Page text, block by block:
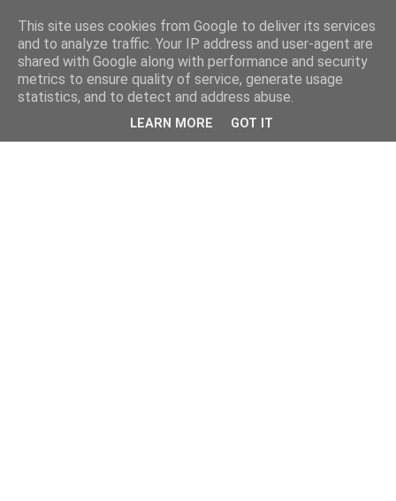
kristietim
viss, kas jāzin kristietim
This site uses cookies from Google to deliver its services
and to analyze traffic. Your IP address and user-agent are
shared with Google along with performance and security
metrics to ensure quality of service, generate usage
statistics, and to detect and address abuse.
LEARN MORE GOT IT